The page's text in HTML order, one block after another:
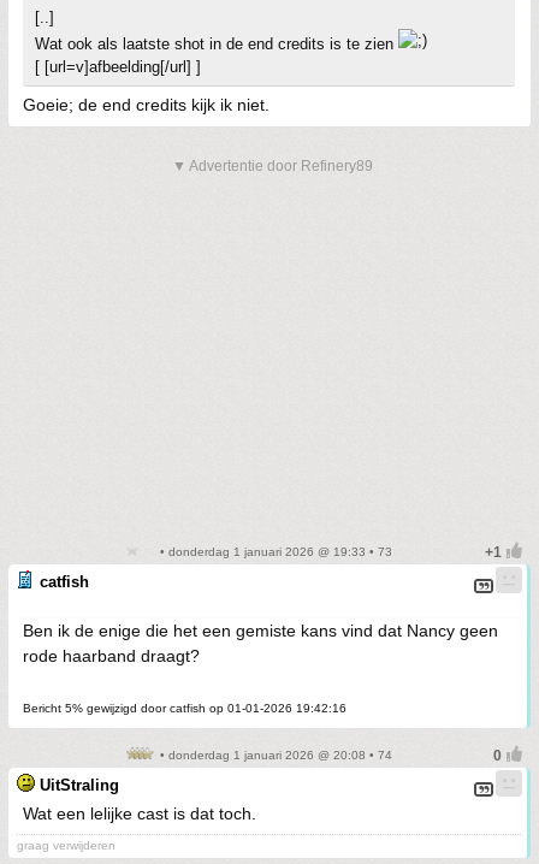
[..]
Wat ook als laatste shot in de end credits is te zien
[ [url=v]afbeelding[/url] ]
Goeie; de end credits kijk ik niet.
▼ Advertentie door Refinery89
• donderdag 1 januari 2026 @ 19:33 • 73
catfish
Ben ik de enige die het een gemiste kans vind dat Nancy geen
rode haarband draagt?
Bericht 5% gewijzigd door catfish op 01-01-2026 19:42:16
• donderdag 1 januari 2026 @ 20:08 • 74
UitStraling
Wat een lelijke cast is dat toch.
graag verwijderen